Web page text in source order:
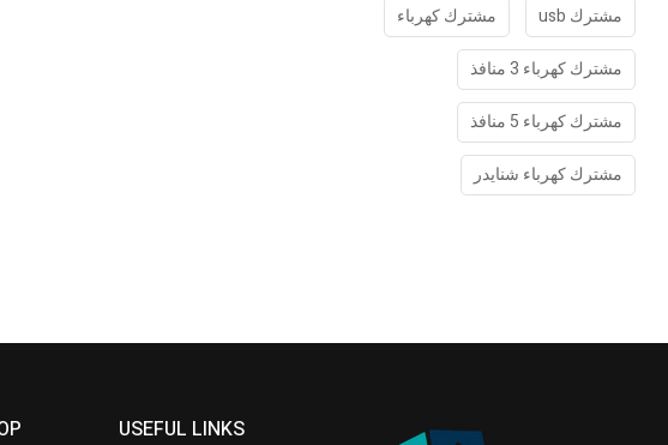
مشترك usb مشترك كهرباء
مشترك كهرباء 3 منافذ
مشترك كهرباء 5 منافذ
مشترك كهرباء شنايدر
USEFUL LINKS